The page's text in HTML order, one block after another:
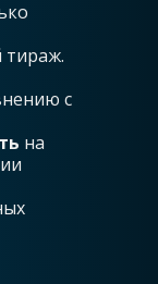
с
на